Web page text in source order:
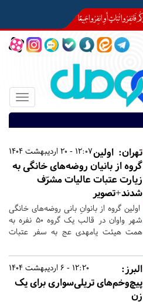
Toggle
12:07 - 20 اردیبهشت 1404 تهران: اولین
گروه از بانیان روضه‌های خانگی به
زیارت عتبات عالیات مشرّف
شدند+تصویر
اولین گروه از بانوانِ بانی روضه‌های خانگی
شهر واوان در قالب یک گروه ۵۰ نفره به
همت هیئت یامهدی عج به سفر عتبات
12:20 - 6 اردیبهشت 1404
البرز:
پیچ‌وخم‌های تریلی‌سواری برای یک
زن